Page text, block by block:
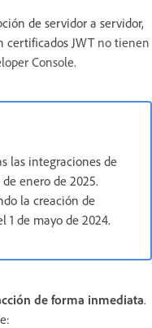
de servidor a servidor,
certificados JWT no tienen
Console.
las integraciones de
enero de 2025.
la creación de
1 de mayo de 2024.
de forma inmediata.